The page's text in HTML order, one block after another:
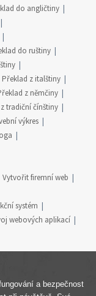
do angličtiny
do ruštiny
Překlad z italštiny
z němčiny
tradiční čínštiny
výkres
Vytvořit firemní web
systém
webových aplikací
a bezpečnost